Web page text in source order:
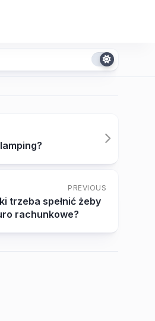
PREVIOUS
trzeba spełnić żeby
rachunkowe?